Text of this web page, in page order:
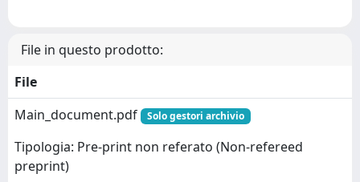
File in questo prodotto:
File
Main_document.pdf
Solo gestori archivio
Tipologia: Pre-print non referato (Non-refereed
preprint)